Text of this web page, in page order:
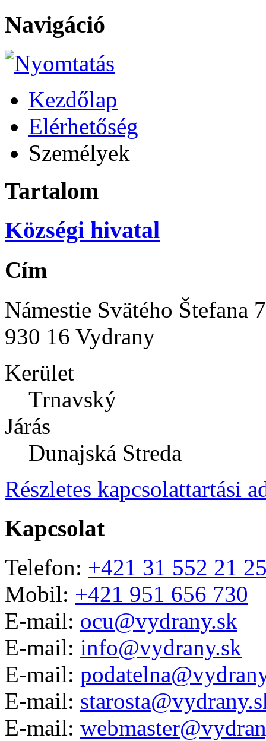
Navigáció
Kezdőlap
Elérhetőség
Személyek
Tartalom
Községi hivatal
Cím
Námestie Svätého Štefana
930 16 Vydrany
Kerület
Trnavský
Járás
Dunajská Streda
Részletes kapcsolattartási
Kapcsolat
Telefon: +421 31 552 21
Mobil: +421 951 656 730
E-mail: ocu@vydrany.sk
E-mail: info@vydrany.sk
E-mail:
E-mail:
E-mail: